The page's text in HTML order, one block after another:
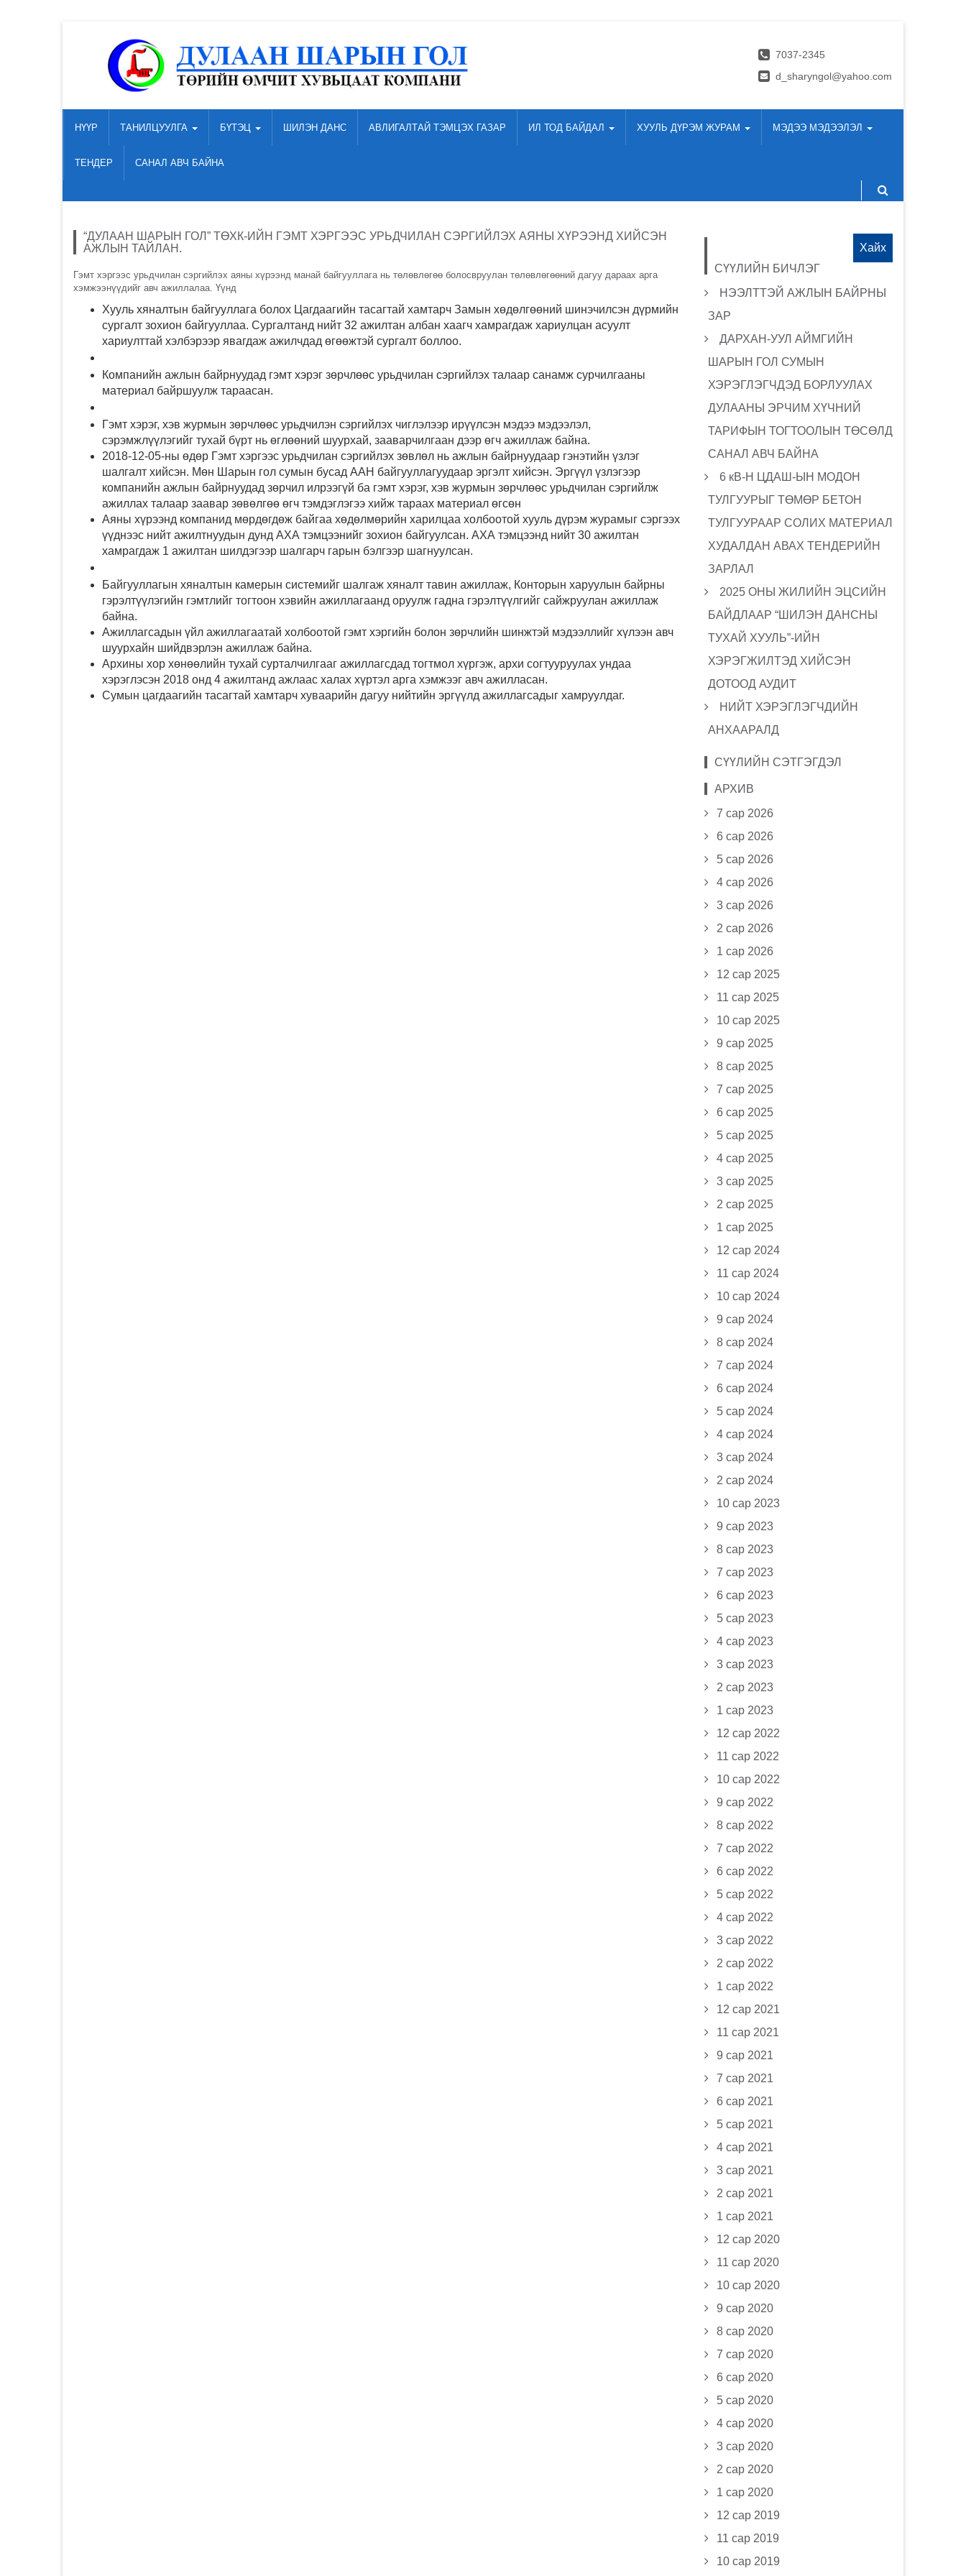
7037-2345
d_sharyngol@yahoo.com
НҮҮР ТАНИЛЦУУЛГА БҮТЭЦ ШИЛЭН ДАНС АВЛИГАЛТАЙ ТЭМЦЭХ ГАЗАР ИЛ ТОД БАЙДАЛ ХУУЛЬ ДҮРЭМ ЖУРАМ МЭДЭЭ МЭДЭЭЛЭЛ
ТЕНДЕР САНАЛ АВЧ БАЙНА
“ДУЛААН ШАРЫН ГОЛ” ТӨХК-ИЙН ГЭМТ ХЭРГЭЭС УРЬДЧИЛАН СЭРГИЙЛЭХ АЯНЫ ХҮРЭЭНД ХИЙСЭН
АЖЛЫН ТАЙЛАН.
Гэмт хэргээс урьдчилан сэргийлэх аяны хүрээнд манай байгууллага нь төлөвлөгөө болосвруулан төлөвлөгөөний дагуу дараах арга
хэмжээнүүдийг авч ажиллалаа. Үүнд
Хууль хяналтын байгууллага болох Цагдаагийн тасагтай хамтарч Замын хөдөлгөөний шинэчилсэн дүрмийн
сургалт зохион байгууллаа. Сургалтанд нийт 32 ажилтан албан хаагч хамрагдаж хариулцан асуулт
хариулттай хэлбэрээр явагдаж ажилчдад өгөөжтэй сургалт боллоо.
Компанийн ажлын байрнуудад гэмт хэрэг зөрчлөөс урьдчилан сэргийлэх талаар санамж сурчилгааны
материал байршуулж тараасан.
Гэмт хэрэг, хэв журмын зөрчлөөс урьдчилэн сэргийлэх чиглэлээр ирүүлсэн мэдээ мэдээлэл,
сэрэмжлүүлэгийг тухай бүрт нь өглөөний шуурхай, зааварчилгаан дээр өгч ажиллаж байна.
2018-12-05-ны өдөр Гэмт хэргээс урьдчилан сэргийлэх зөвлөл нь ажлын байрнуудаар гэнэтийн үзлэг
шалгалт хийсэн. Мөн Шарын гол сумын бусад ААН байгууллагуудаар эргэлт хийсэн. Эргүүл үзлэгээр
компанийн ажлын байрнуудад зөрчил илрээгүй ба гэмт хэрэг, хэв журмын зөрчлөөс урьдчилан сэргийлж
ажиллах талаар заавар зөвөлгөө өгч тэмдэглэгээ хийж тараах материал өгсөн
Аяны хүрээнд компанид мөрдөгдөж байгаа хөдөлмөрийн харилцаа холбоотой хууль дүрэм журамыг сэргээх
үүднээс нийт ажилтнуудын дунд АХА тэмцээнийг зохион байгуулсан. АХА тэмцээнд нийт 30 ажилтан
хамрагдаж 1 ажилтан шилдэгээр шалгарч гарын бэлгээр шагнуулсан.
Байгууллагын хяналтын камерын системийг шалгаж хяналт тавин ажиллаж, Конторын харуулын байрны
гэрэлтүүлэгийн гэмтлийг тогтоон хэвийн ажиллагаанд оруулж гадна гэрэлтүүлгийг сайжруулан ажиллаж
байна.
Ажиллагсадын үйл ажиллагаатай холбоотой гэмт хэргийн болон зөрчлийн шинжтэй мэдээллийг хүлээн авч
шуурхайн шийдвэрлэн ажиллаж байна.
Архины хор хөнөөлийн тухай сурталчилгааг ажиллагсдад тогтмол хүргэж, архи согтууруулах ундаа
хэрэглэсэн 2018 онд 4 ажилтанд ажлаас халах хүртэл арга хэмжээг авч ажилласан.
Сумын цагдаагийн тасагтай хамтарч хуваарийн дагуу нийтийн эргүүлд ажиллагсадыг хамруулдаг.
СҮҮЛИЙН БИЧЛЭГ
НЭЭЛТТЭЙ АЖЛЫН БАЙРНЫ
ЗАР
ДАРХАН-УУЛ АЙМГИЙН
ШАРЫН ГОЛ СУМЫН
ХЭРЭГЛЭГЧДЭД БОРЛУУЛАХ
ДУЛААНЫ ЭРЧИМ ХҮЧНИЙ
ТАРИФЫН ТОГТООЛЫН ТӨСӨЛД
САНАЛ АВЧ БАЙНА
6 кВ-Н ЦДАШ-ЫН МОДОН
ТУЛГУУРЫГ ТӨМӨР БЕТОН
ТУЛГУУРААР СОЛИХ МАТЕРИАЛ
ХУДАЛДАН АВАХ ТЕНДЕРИЙН
ЗАРЛАЛ
2025 ОНЫ ЖИЛИЙН ЭЦСИЙН
БАЙДЛААР “ШИЛЭН ДАНСНЫ
ТУХАЙ ХУУЛЬ”-ИЙН
ХЭРЭГЖИЛТЭД ХИЙСЭН
ДОТООД АУДИТ
НИЙТ ХЭРЭГЛЭГЧДИЙН
АНХААРАЛД
СҮҮЛИЙН СЭТГЭГДЭЛ
АРХИВ
7 сар 2026
6 сар 2026
5 сар 2026
4 сар 2026
3 сар 2026
2 сар 2026
1 сар 2026
12 сар 2025
11 сар 2025
10 сар 2025
9 сар 2025
8 сар 2025
7 сар 2025
6 сар 2025
5 сар 2025
4 сар 2025
3 сар 2025
2 сар 2025
1 сар 2025
12 сар 2024
11 сар 2024
10 сар 2024
9 сар 2024
8 сар 2024
7 сар 2024
6 сар 2024
5 сар 2024
4 сар 2024
3 сар 2024
2 сар 2024
10 сар 2023
9 сар 2023
8 сар 2023
7 сар 2023
6 сар 2023
5 сар 2023
4 сар 2023
3 сар 2023
2 сар 2023
1 сар 2023
12 сар 2022
11 сар 2022
10 сар 2022
9 сар 2022
8 сар 2022
7 сар 2022
6 сар 2022
5 сар 2022
4 сар 2022
3 сар 2022
2 сар 2022
1 сар 2022
12 сар 2021
11 сар 2021
9 сар 2021
7 сар 2021
6 сар 2021
5 сар 2021
4 сар 2021
3 сар 2021
2 сар 2021
1 сар 2021
12 сар 2020
11 сар 2020
10 сар 2020
9 сар 2020
8 сар 2020
7 сар 2020
6 сар 2020
5 сар 2020
4 сар 2020
3 сар 2020
2 сар 2020
1 сар 2020
12 сар 2019
11 сар 2019
10 сар 2019